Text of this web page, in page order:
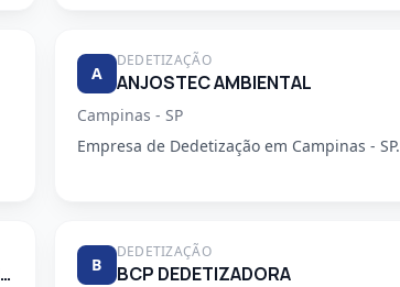
A
DEDETIZAÇÃO
ANJOSTEC AMBIENTAL
Campinas - SP
Empresa de Dedetização em Campinas - SP.
ARUCLEAN DEDETIZADORA E DESENTUPIDORA B
DEDETIZAÇÃO
BCP DEDETIZADORA